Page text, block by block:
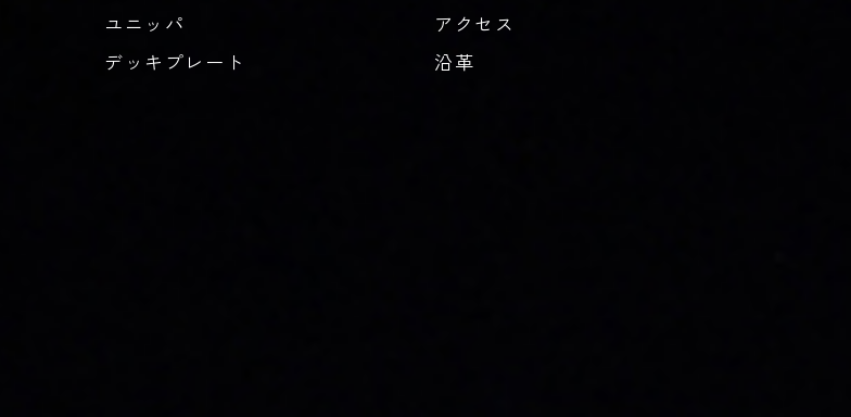
ユニッパ
デッキプレート
アクセス
沿革